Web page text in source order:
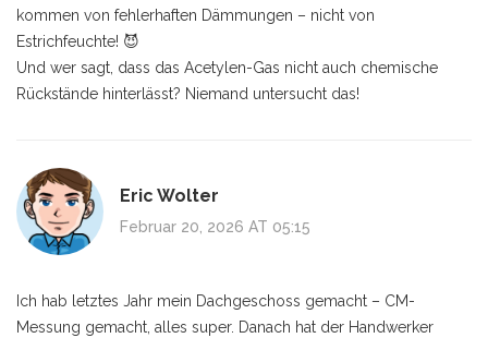
kommen von fehlerhaften Dämmungen – nicht von
Estrichfeuchte! 😈
Und wer sagt, dass das Acetylen-Gas nicht auch chemische
Rückstände hinterlässt? Niemand untersucht das!
Eric Wolter
Februar 20, 2026 AT 05:15
Ich hab letztes Jahr mein Dachgeschoss gemacht – CM-
Messung gemacht, alles super. Danach hat der Handwerker